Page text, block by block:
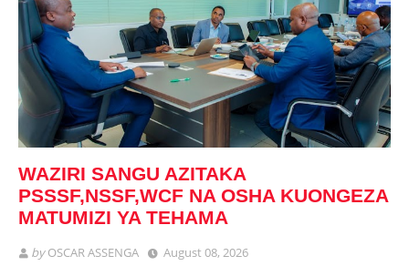
WAZIRI SANGU AZITAKA
PSSSF,NSSF,WCF NA OSHA KUONGEZA
MATUMIZI YA TEHAMA
byOSCAR ASSENGA August 08, 2026